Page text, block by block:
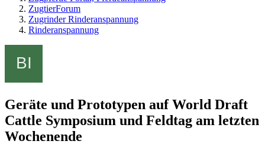
ZugtierForum
Zugrinder Rinderanspannung
Rinderanspannung
Geräte und Prototypen auf World Draft
Cattle Symposium und Feldtag am letzten
Wochenende